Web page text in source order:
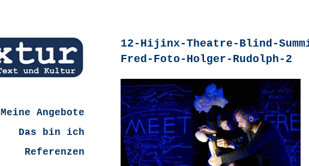
Meine Angebote
Das bin ich
Referenzen
12-Hijinx-Theatre-Blind-
Fred-Foto-Holger-Rudolph‑2